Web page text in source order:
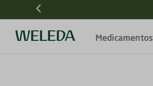
Medicamentos